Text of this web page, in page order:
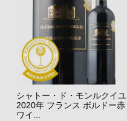
シャトー・ド・モンルクイユ
2020年 フランス ボルドー赤
ワイ...